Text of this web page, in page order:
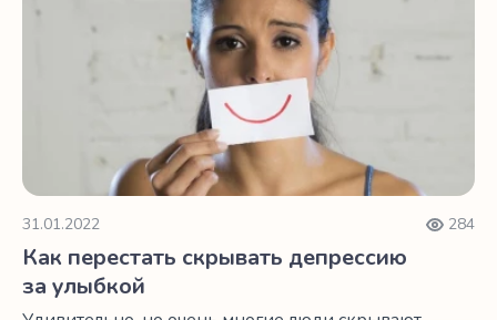
31.01.2022 284
Как перестать скрывать депрессию
за улыбкой